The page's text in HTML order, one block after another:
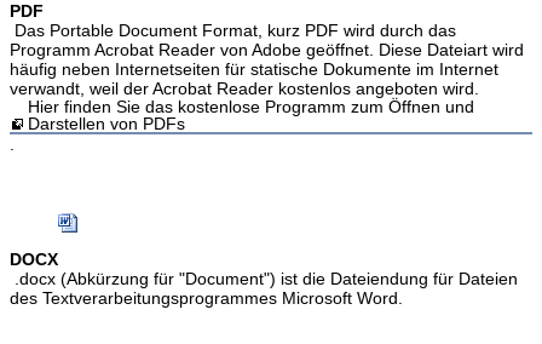
PDF
Das Portable Document Format, kurz PDF wird durch das
Programm Acrobat Reader von Adobe geöffnet. Diese Dateiart wird
häufig neben Internetseiten für statische Dokumente im Internet
verwandt, weil der Acrobat Reader kostenlos angeboten wird.
Hier finden Sie das kostenlose Programm zum Öffnen und
Darstellen von PDFs
.
DOCX
.docx (Abkürzung für "Document") ist die Dateiendung für Dateien
des Textverarbeitungsprogrammes Microsoft Word.